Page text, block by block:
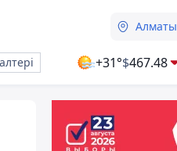
Алматы
+31°$467.48